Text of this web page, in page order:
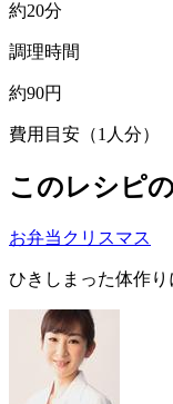
約20分
調理時間
約90円
費用目安（1人分）
このレシピ
お弁当 クリスマス
ひきしまった体作